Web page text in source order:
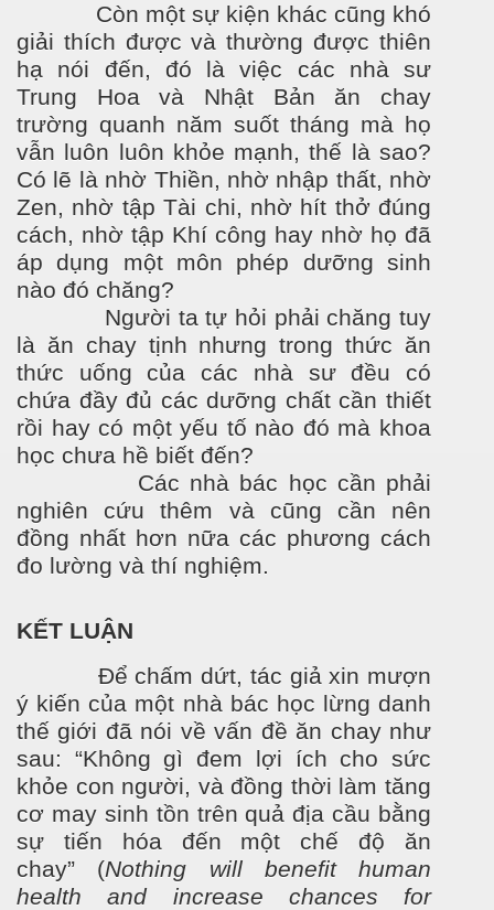
Còn một sự kiện khác cũng khó
giải thích được và thường được thiên
hạ nói đến, đó là việc các nhà sư
Trung Hoa và Nhật Bản ăn chay
trường quanh năm suốt tháng mà họ
vẫn luôn luôn khỏe mạnh, thế là sao?
Có lẽ là nhờ Thiền, nhờ nhập thất, nhờ
Zen, nhờ tập Tài chi, nhờ hít thở đúng
cách, nhờ tập Khí công hay nhờ họ đã
áp dụng một môn phép dưỡng sinh
nào đó chăng?
Người ta tự hỏi phải chăng tuy
là ăn chay tịnh nhưng trong thức ăn
thức uống của các nhà sưđều có
chứa đầy đủ các dưỡng chất cần thiết
rồi hay có một yếu tố nào đó mà khoa
học chưa hề biết đến?
Các nhà bác học cần phải
nghiên cứu thêm và cũng cần nên
đồng nhất hơn nữa các phương cách
đo lường và thí nghiệm.
KẾT LUẬN
Để chấm dứt, tác giả xin mượn
ý kiến của một nhà bác học lừng danh
thế giới đã nói về vấn đề ăn chay như
sau: “Không gì đem lợi ích cho sức
khỏe con người, và đồng thời làm tăng
cơ may sinh tồn trên quả địa cầu bằng
sự tiến hóa đến một chế độ ăn
chay” (Nothing will benefit human
health and increase chances for